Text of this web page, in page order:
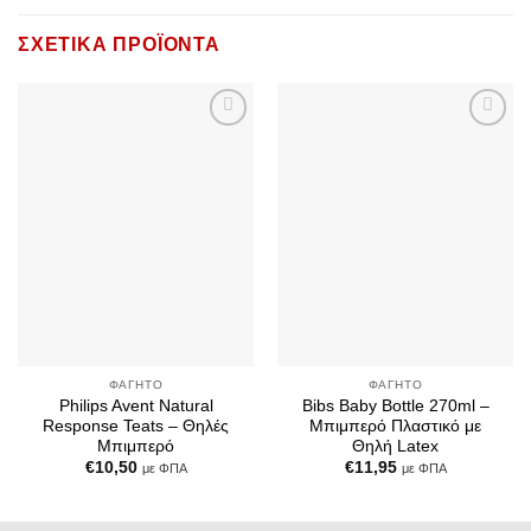
ΣΧΕΤΙΚΆ ΠΡΟΪΌΝΤΑ
ΦΑΓΗΤΌ
Philips Avent Natural
Response Teats – Θηλές
Μπιμπερό
€10,50 με ΦΠΑ
ΦΑΓΗΤΌ
Bibs Baby Bottle 270ml –
Μπιμπερό Πλαστικό με
Θηλή Latex
€11,95 με ΦΠΑ